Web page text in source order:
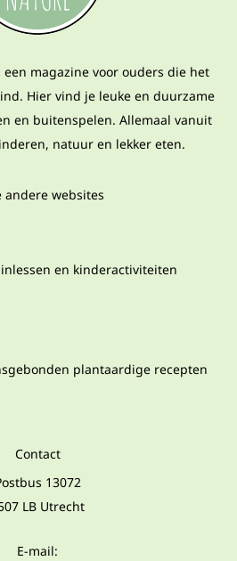
magazine voor ouders die het
Hier vind je leuke en duurzame
en buitenspelen. Allemaal vanuit
natuur en lekker eten.
andere websites
en kinderactiviteiten
plantaardige recepten
Contact
13072
LB Utrecht
E-mail: